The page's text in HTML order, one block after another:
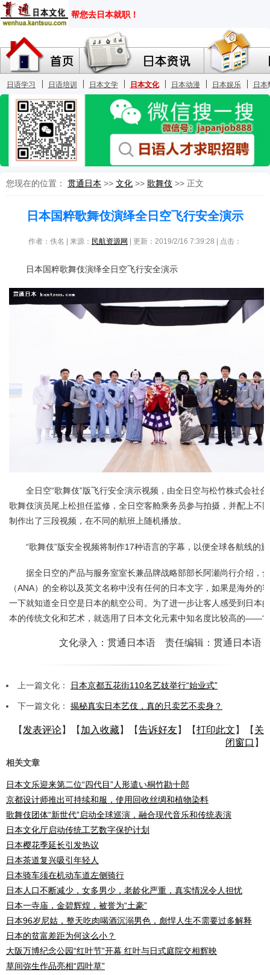
您现在的位置： 贯通日本 >> 文化 >> 歌舞伎 >> 正文
日本国粹歌舞伎演绎全日空飞行安全演示
作者：佚名 | 来源： 民航资源网 | 更新：2019/2/16 7:39:28 | 点击：
日本国粹歌舞伎演绎全日空飞行安全演示
全日空“歌舞伎”版飞行安全演示视频，由全日空与松竹株式会社
歌舞伎演员尾上松担任监修，全日空客舱乘务员参与拍摄，并配上不
制作出了三段视频，在不同的航班上随机播放。
“歌舞伎”版安全视频将制作17种语言的字幕，以便全球各航线的
据全日空的产品与服务室室长兼品牌战略部部长阿瀬尚行介绍，
（ANA）的全称以及英文名称中没有任何的日本文字，如果是海外的
一下就知道全日空是日本的航空公司。为了进一步让客人感受到日本
本的传统文化和艺术，就选用了日本文化元素中知名度比较高的——“
文化录入：贯通日本语 责任编辑：贯通日本语
上一篇文化： 日本京都五花街110名艺妓举行“始业式”
下一篇文化： 揭秘真实日本艺伎，真的只卖艺不卖身？
【 发表评论】【 加入收藏】【告诉好友】【打印此文 】【 关
闭窗口 】
相关文章
日本文乐迎来第二位“四代目”人形遣い桐竹勘十郎
京都设计师推出可持续和服，使用回收丝绸和植物染料
歌舞伎团体“新世代”启动全球巡演，融合现代音乐和传统表演
日本文化厅启动传统工艺数字保护计划
日本樱花季延长引发热议
日本茶道复兴吸引年轻人
日本骑车须在机动车道左侧骑行
日本人口不断减少，女多男少，老龄化严重，真实情况令人担忧
日本一寺庙，金碧辉煌，被誉为“土豪”
日本96岁尼姑，整天吃肉喝酒沉溺男色，彪悍人生不需要过多解释
日本的贫富差距为何这么小？
大阪万博纪念公园“红叶节”开幕 红叶与日式庭院交相辉映
草间弥生作品亮相“四叶草”